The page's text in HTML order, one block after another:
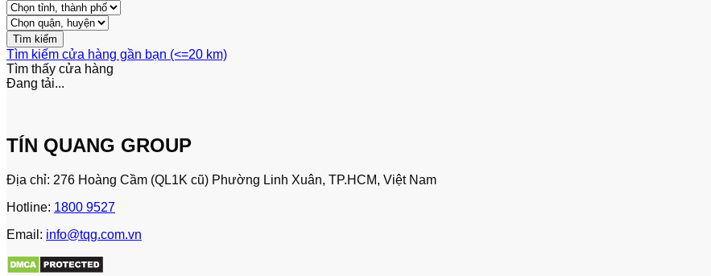
Tìm kiếm cửa hàng gần bạn (<=20 km)
Tìm thấy cửa hàng
Đang tải...
TÍN QUANG GROUP
Địa chỉ: 276 Hoàng Cầm (QL1K cũ) Phường Linh Xuân, TP.HCM, Việt Nam
Hotline: 1800 9527
Email: info@tqg.com.vn